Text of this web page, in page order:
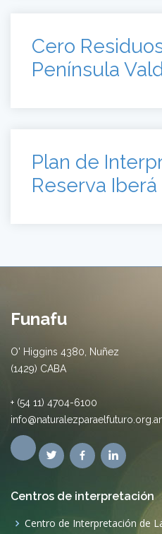
Reserva Iberá
Funafu
Centros de interpretación
Centro de Interpretación de La
Centro de Interpretación
qwe
Museo Histórico y
Iniciativas